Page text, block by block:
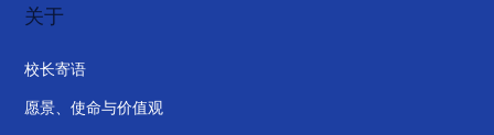
关于
校长寄语
愿景、使命与价值观